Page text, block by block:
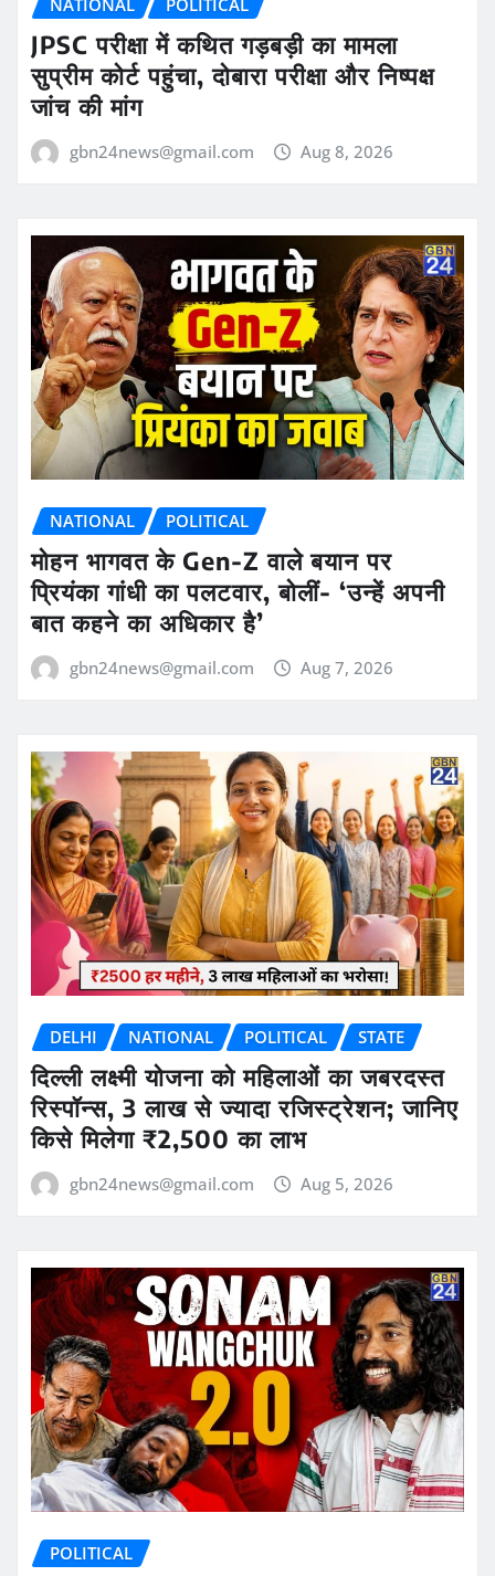
JPSC परीक्षा में कथित गड़बड़ी का मामला
सुप्रीम कोर्ट पहुंचा, दोबारा परीक्षा और निष्पक्ष
जांच की मांग
gbn24news@gmail.com Aug 8, 2026
NATIONAL POLITICAL
मोहन भागवत के Gen-Z वाले बयान पर
प्रियंका गांधी का पलटवार, बोलीं- ‘उन्हें अपनी
बात कहने का अधिकार है’
gbn24news@gmail.com Aug 7, 2026
DELHI NATIONAL POLITICAL STATE
दिल्ली लक्ष्मी योजना को महिलाओं का जबरदस्त
रिस्पॉन्स, 3 लाख से ज्यादा रजिस्ट्रेशन; जानिए
किसे मिलेगा ₹2,500 का लाभ
gbn24news@gmail.com Aug 5, 2026
POLITICAL